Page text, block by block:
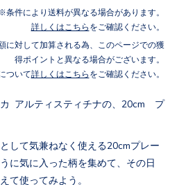
条件により送料が異なる場合があります。
詳しくはこちら をご確認ください。
に対して加算される為、このページでの獲
得ポイントと異なる場合がございます。
ついて詳しくはこちら をご確認ください。
アルティスティチナの、20cm プ
して気兼ねなく使える20cmプレー
に気に入った柄を集めて、その日
て使ってみよう。